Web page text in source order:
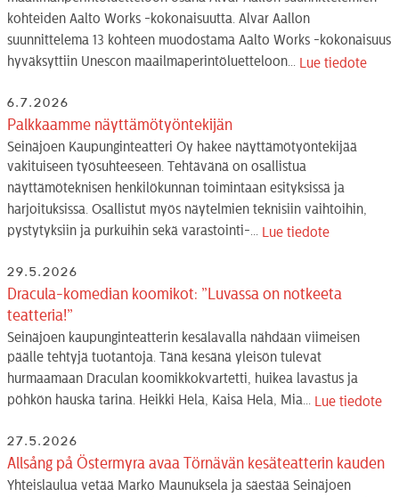
kohteiden Aalto Works -kokonaisuutta. Alvar Aallon
suunnittelema 13 kohteen muodostama Aalto Works -kokonaisuus
hyväksyttiin Unescon maailmaperintöluetteloon...
Lue tiedote
6.7.2026
Palkkaamme näyttämötyöntekijän
Seinäjoen Kaupunginteatteri Oy hakee näyttämötyöntekijää
vakituiseen työsuhteeseen. Tehtävänä on osallistua
näyttämöteknisen henkilökunnan toimintaan esityksissä ja
harjoituksissa. Osallistut myös näytelmien teknisiin vaihtoihin,
pystytyksiin ja purkuihin sekä varastointi-...
Lue tiedote
29.5.2026
Dracula-komedian koomikot: ”Luvassa on notkeeta
teatteria!”
Seinäjoen kaupunginteatterin kesälavalla nähdään viimeisen
päälle tehtyjä tuotantoja. Tänä kesänä yleisön tulevat
hurmaamaan Draculan koomikkokvartetti, huikea lavastus ja
pöhkön hauska tarina. Heikki Hela, Kaisa Hela, Mia...
Lue tiedote
27.5.2026
Allsång på Östermyra avaa Törnävän kesäteatterin kauden
Yhteislaulua vetää Marko Maunuksela ja säestää Seinäjoen